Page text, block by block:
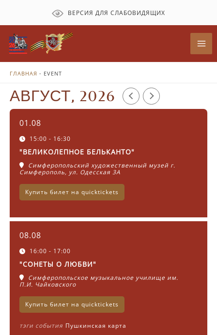
содержимому
ВЕРСИЯ ДЛЯ СЛАБОВИДЯЩИХ
ГЛАВНАЯ - EVENT
АВГУСТ, 2026
01.08
15:00 - 16:30
"ВЕЛИКОЛЕПНОЕ БЕЛЬКАНТО"
Симферопольский художественный музей г.
Симферополь, ул. Одесская 3А
Купить билет на quicktickets
08.08
16:00 - 17:00
"СОНЕТЫ О ЛЮБВИ"
Симферопольское музыкальное училище им.
П.И. Чайковского
Купить билет на quicktickets
тэги события Пушкинская карта